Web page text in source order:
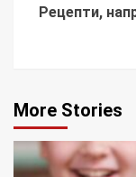
Рецепти,
More Stories